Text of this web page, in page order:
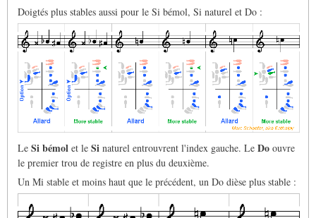
Doigtés plus stables aussi pour le Si bémol, Si naturel et Do :
Le Si bémol et le Si naturel entrouvrent l'index gauche. Le Do ouvre
le premier trou de registre en plus du deuxième.
Un Mi stable et moins haut que le précédent, un Do dièse plus stable :